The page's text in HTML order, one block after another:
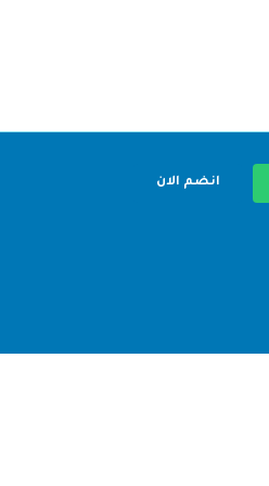
انضم الان